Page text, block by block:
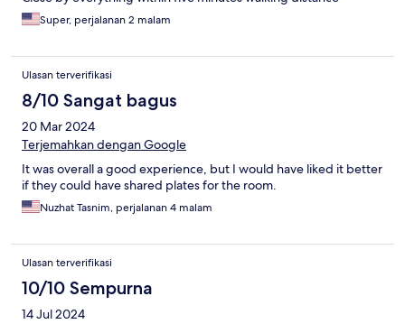
Super, perjalanan 2 malam
Ulasan terverifikasi
8/10 Sangat bagus
20 Mar 2024
Terjemahkan dengan Google
It was overall a good experience, but I would have liked it better
if they could have shared plates for the room.
Nuzhat Tasnim, perjalanan 4 malam
Ulasan terverifikasi
10/10 Sempurna
14 Jul 2024